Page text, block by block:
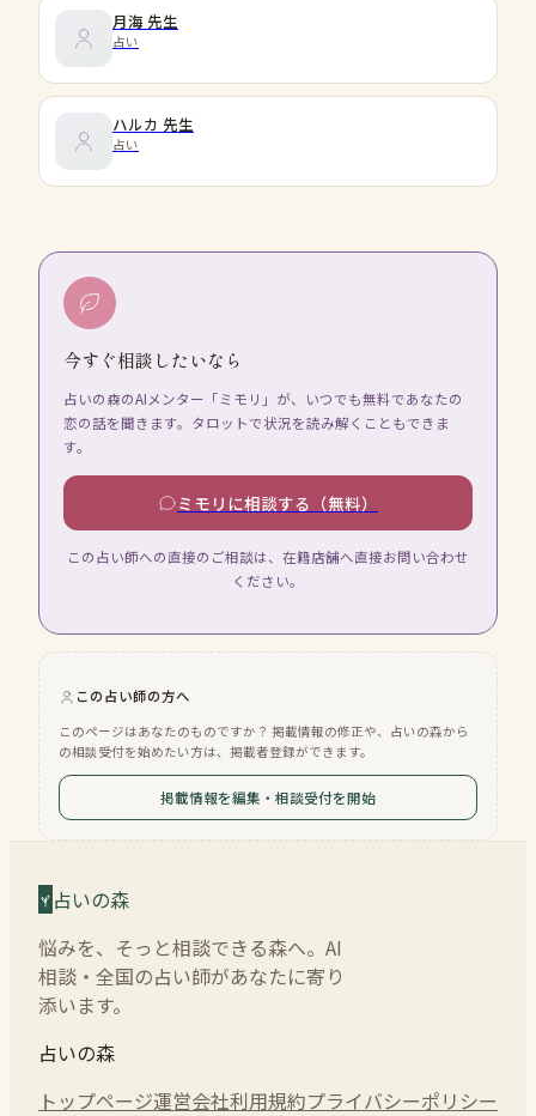
月海 先生
占い
ハルカ 先生
占い
今すぐ相談したいなら
占いの森のAIメンター「ミモリ」が、いつでも無料であなたの
恋の話を聞きます。タロットで状況を読み解くこともできま
す。
ミモリに相談する（無料）
この占い師への直接のご相談は、在籍店舗へ直接お問い合わせ
ください。
この占い師の方へ
このページはあなたのものですか？ 掲載情報の修正や、占いの森から
の相談受付を始めたい方は、掲載者登録ができます。
掲載情報を編集・相談受付を開始
占いの森
悩みを、そっと相談できる森へ。AI
相談・全国の占い師があなたに寄り
添います。
占いの森
トップページ運営会社利用規約プライバシーポリシー